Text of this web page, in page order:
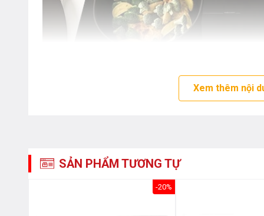
Bếp từ Bosch PUC631BB2E serie 4 thiết kế sang
Xem thêm nội
SẢN PHẨM TƯƠNG TỰ
-20%